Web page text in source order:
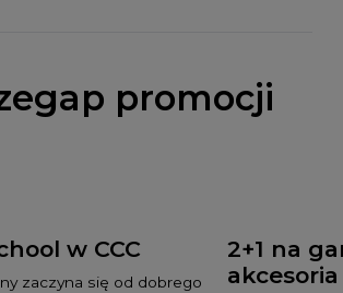
promocji
w CCC
zaczyna się od dobrego
2+1 na